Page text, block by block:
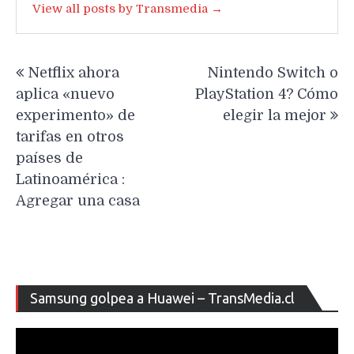
View all posts by Transmedia →
de
entradas
Netflix ahora
aplica «nuevo
experimento» de
tarifas en otros
países de
Latinoamérica :
Agregar una casa
Nintendo Switch o
PlayStation 4? Cómo
elegir la mejor
Samsung golpea a Huawei – TransMedia.cl
de